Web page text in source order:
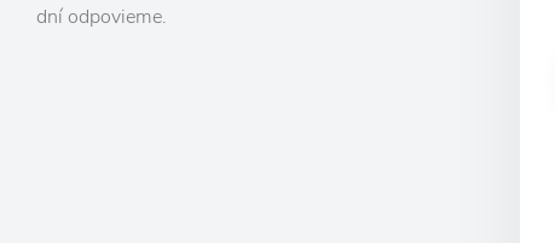
dní odpovieme.